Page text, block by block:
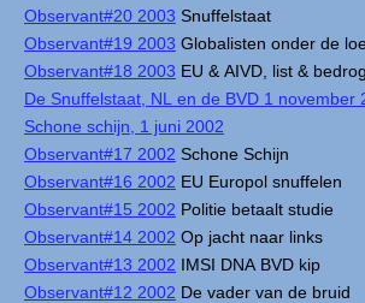
Observant#20 2003 Snuffelstaat
Observant#19 2003 Globalisten onder de
Observant#18 2003 EU & AIVD, list & bedrog
De Snuffelstaat, NL en de BVD 1 november
Schone schijn, 1 juni 2002
Observant#17 2002 Schone Schijn
Observant#16 2002 EU Europol snuffelen
Observant#15 2002 Politie betaalt studie
Observant#14 2002 Op jacht naar links
Observant#13 2002 IMSI DNA BVD kip
Observant#12 2002 De vader van de bruid